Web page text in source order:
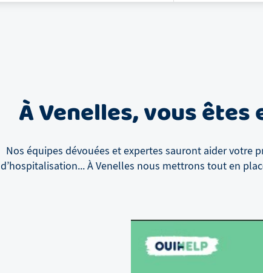
ÀVenelles, vous êtes
Nos équipes dévouées et expertes sauront aider votre
d’hospitalisation...ÀVenelles nous mettrons tout en